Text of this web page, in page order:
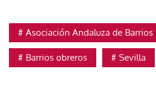
Asociación Andaluza de
Barrios obreros Sevilla